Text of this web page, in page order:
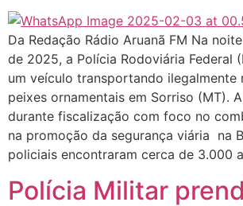
Da Redação Rádio Aruanã FM Na
de 2025, a Polícia Rodoviária Federal
um veículo transportando ilegalmente
peixes ornamentais em Sorriso (MT).
durante fiscalização com foco no
na promoção da segurança viária na
policiais encontraram cerca de 3.000
Polícia Militar